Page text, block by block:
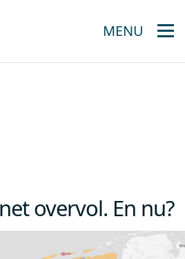
MENU
overvol. En nu?